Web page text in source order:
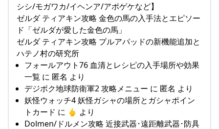
シシ/モガワカ/イヘンア/アポゲケなど】
ゼルダ ティアキン攻略 金色の馬の入手法とエピソー
ド「ゼルダが愛した金色の馬」
ゼルダ ティアキン攻略 プルアパッドの新機能追加と
ハテノ村の研究所
フォールアウト76 血清とレシピの入手場所や効果
一覧 に 匿名 より
デジボク地球防衛軍2 攻略メニュー に 匿名 より
妖怪ウォッチ4 妖怪ガシャの場所とガシャポイン
トカード に 🖕 より
Dolmen/ドルメン攻略 近接武器･遠距離武器･防具